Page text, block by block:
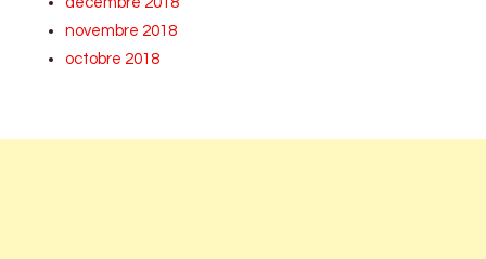
novembre 2018
octobre 2018